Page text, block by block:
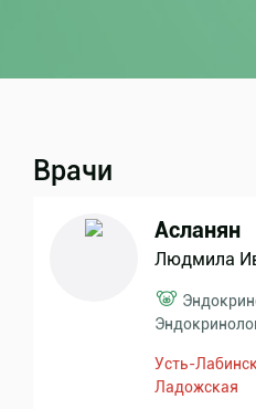
Врачи
Асланян
Людмила
Усть-Лабинск
Ладожская